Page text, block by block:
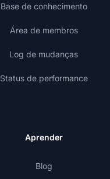
Base de conhecimento
Área de membros
Log de mudanças
Status de performance
Aprender
Blog